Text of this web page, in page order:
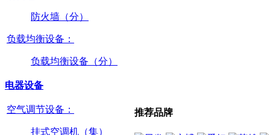
防火墙（分）
负载均衡设备：
负载均衡设备（分）
电器设备
空气调节设备：
挂式空调机（集）
推荐品牌